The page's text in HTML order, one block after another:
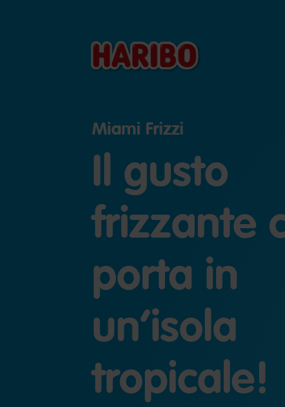
Miami Frizzi
Il gusto
frizzante
porta in
un’isola
tropicale!